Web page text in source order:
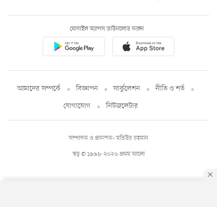
মোবাইল অ্যাপস ডাউনলোড করুন
আমাদের সম্পর্কে বিজ্ঞাপন সার্কুলেশন
নীতি ও শর্ত
যোগাযোগ
নিউজলেটার
স্বত্ব © ১৯৯৮-২০২৬ প্রথম আলো
সম্পাদক ও প্রকাশক: মতিউর রহমান